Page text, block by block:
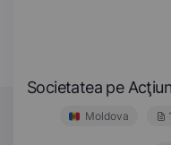
Societatea pe
Moldova